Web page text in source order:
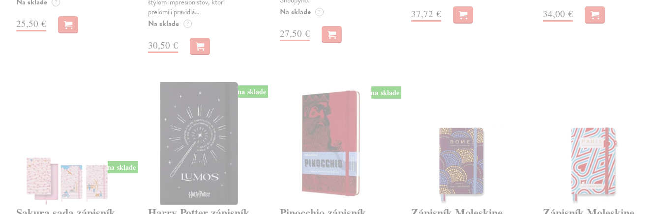
?
25,50 €
prelomili pravidlá…
Na sklade ?
30,50 €
Na sklade ?
27,50 €
37,72 € 34,00 €
na sklade
na sklade na sklade